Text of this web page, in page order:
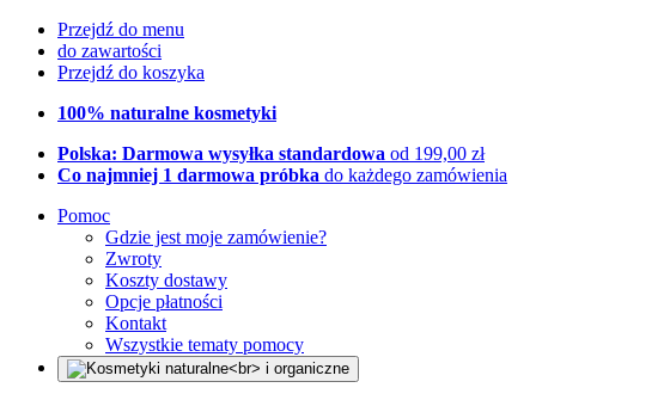
Przejdź do menu
do zawartości
Przejdź do koszyka
100% naturalne kosmetyki
Polska: Darmowa wysyłka standardowa od 199,00 zł
Co najmniej 1 darmowa próbka do każdego zamówienia
Pomoc
Gdzie jest moje zamówienie?
Zwroty
Koszty dostawy
Opcje płatności
Kontakt
Wszystkie tematy pomocy